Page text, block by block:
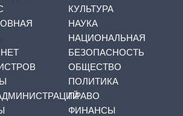
КУЛЬТУРА
НАУКА
НАЦИОНАЛЬНАЯ
БЕЗОПАСНОСТЬ
ОБЩЕСТВО
ПОЛИТИКА
ПРАВО
ФИНАНСЫ